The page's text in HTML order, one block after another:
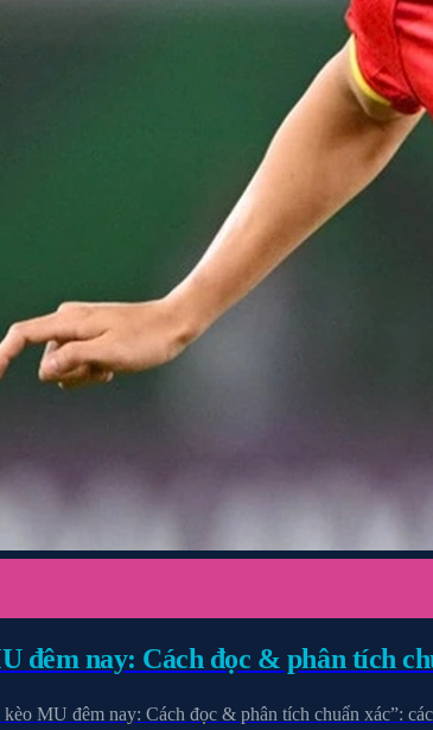
đêm nay: Cách đọc & phân tích
MU đêm nay: Cách đọc & phân tích chuẩn xác”: